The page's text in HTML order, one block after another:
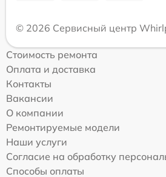
© 2026 Сервисный центр
Стоимость ремонта
Оплата и доставка
Контакты
Вакансии
О компании
Ремонтируемые модели
Наши услуги
Согласие на обработку
Способы оплаты